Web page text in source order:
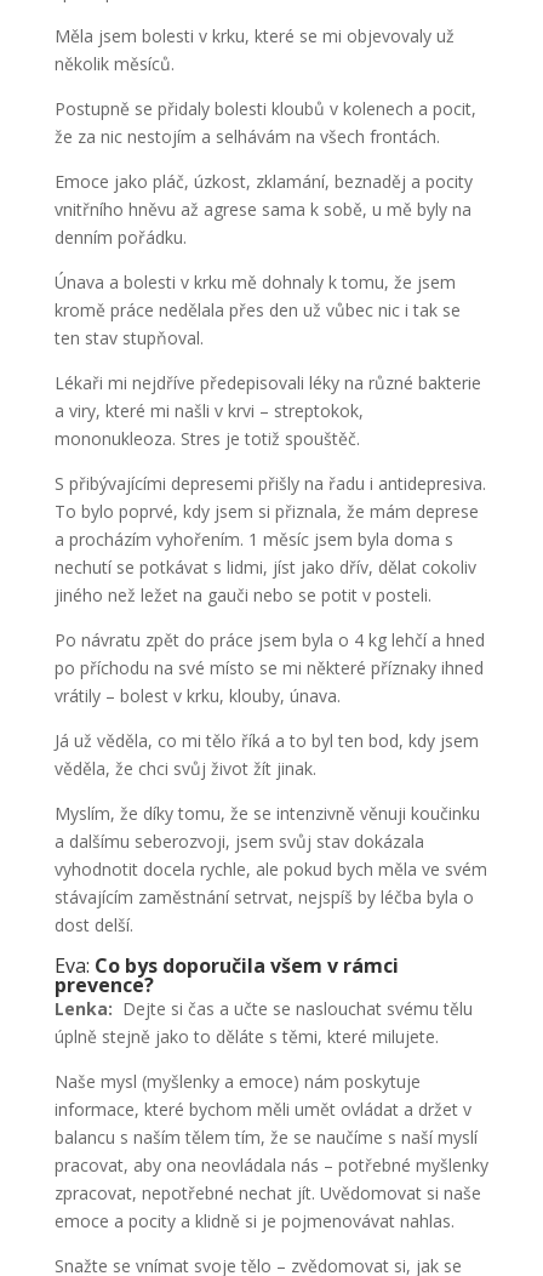
Měla jsem bolesti v krku, které se mi objevovaly už
několik měsíců.
Postupně se přidaly bolesti kloubů v kolenech a pocit,
že za nic nestojím a selhávám na všech frontách.
Emoce jako pláč, úzkost, zklamání, beznaděj a pocity
vnitřního hněvu až agrese sama k sobě, u mě byly na
denním pořádku.
Únava a bolesti v krku mě dohnaly k tomu, že jsem
kromě práce nedělala přes den už vůbec nic i tak se
ten stav stupňoval.
Lékaři mi nejdříve předepisovali léky na různé bakterie
a viry, které mi našli v krvi – streptokok,
mononukleoza. Stres je totiž spouštěč.
S přibývajícími depresemi přišly na řadu i antidepresiva.
To bylo poprvé, kdy jsem si přiznala, že mám deprese
a procházím vyhořením. 1 měsíc jsem byla doma s
nechutí se potkávat s lidmi, jíst jako dřív, dělat cokoliv
jiného než ležet na gauči nebo se potit v posteli.
Po návratu zpět do práce jsem byla o 4 kg lehčí a hned
po příchodu na své místo se mi některé příznaky ihned
vrátily – bolest v krku, klouby, únava.
Já už věděla, co mi tělo říká a to byl ten bod, kdy jsem
věděla, že chci svůj život žít jinak.
Myslím, že díky tomu, že se intenzivně věnuji koučinku
a dalšímu seberozvoji, jsem svůj stav dokázala
vyhodnotit docela rychle, ale pokud bych měla ve svém
stávajícím zaměstnání setrvat, nejspíš by léčba byla o
dost delší.
Eva: Co bys doporučila všem v rámci
prevence?
Lenka: Dejte si čas a učte se naslouchat svému tělu
úplně stejně jako to děláte s těmi, které milujete.
Naše mysl (myšlenky a emoce) nám poskytuje
informace, které bychom měli umět ovládat a držet v
balancu s naším tělem tím, že se naučíme s naší myslí
pracovat, aby ona neovládala nás – potřebné myšlenky
zpracovat, nepotřebné nechat jít. Uvědomovat si naše
emoce a pocity a klidně si je pojmenovávat nahlas.
Snažte se vnímat svoje tělo – zvědomovat si, jak se